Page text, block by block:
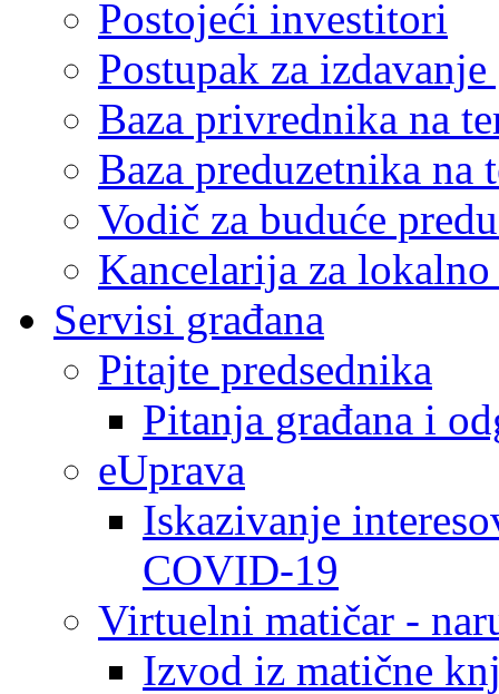
Postojeći investitori
Postupak za
Baza privrednika na
Baza preduzetnika
Vodič za buduće
Kancelarija za
Servisi građana
Pitajte predsednika
Pitanja građana i
eUprava
Iskazivanje
COVID-19
Virtuelni matičar -
Izvod iz matične